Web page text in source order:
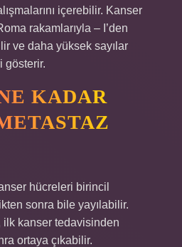
içerebilir. Kanser
rakamlarıyla – I’den
ve daha yüksek sayılar
gösterir.
KADAR
hücreleri birincil
sonra bile yayılabilir.
ilk kanser tedavisinden
ortaya çıkabilir.